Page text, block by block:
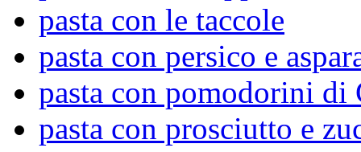
pasta con le taccole
pasta con persico e
pasta con pomodorini di
pasta con prosciutto e